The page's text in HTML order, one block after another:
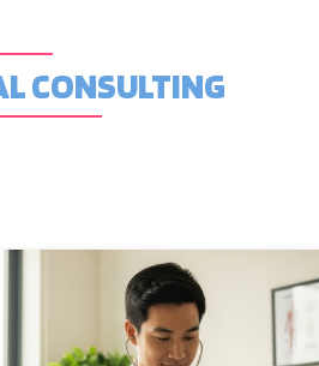
CONSULTING